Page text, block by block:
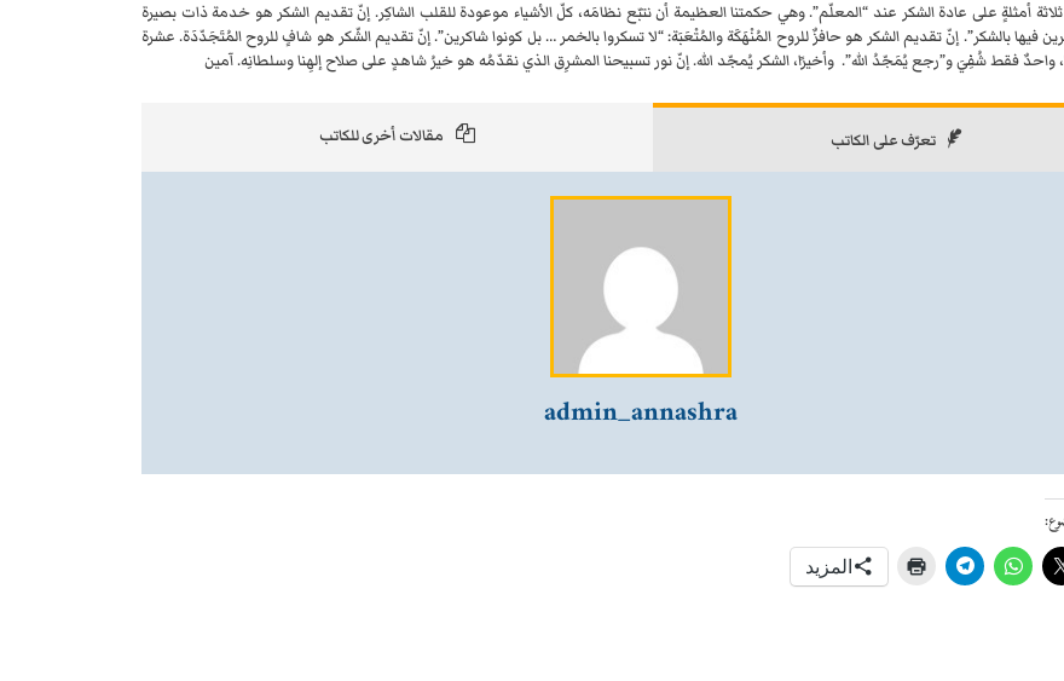
أمثلةٍ على عادة الشكر عند “المعلّم”. وهي حكمتنا العظيمة أن نتبّع نظامَه، كلّ الأشياء موعودة للقلب الشاكِر. إنّ تقديم الشكر هو خدمة ذات بصيرة
فيها بالشكر”. إنّ تقديم الشكر هو حافزٌ للروح المُنْهَكَة والمُتْعَبَة: “لا تسكروا بالخمر … بل كونوا شاكرين”. إنّ تقديم الشّكر هو شافٍ للروح المُتَجَدّدَة. عشرة
واحدٌ فقط شُفِيَ و”رجع يُمَجّدُ الله”. وأخيرًا، الشكر يُمجّد الله. إنّ نور تسبيحنا المشرِق الذي نقدّمُه هو خيرُ شاهدٍ على صلاح إلهِنا وسلطانِه. آمين
تعرّف على الكاتب مقالات أخرى للكاتب
admin_annashra
المزيد